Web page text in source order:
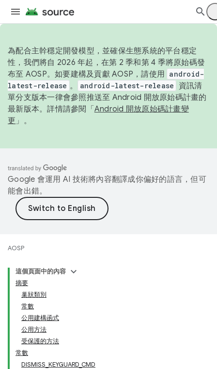
為配合主幹穩定開發模型，並確保生態系統的平台穩定
性，我們將自 2026 年起，在第 2 季和第 4 季將原始碼發
布至 AOSP。如要建構及貢獻 AOSP，請使用 android-
latest-release 。 android-latest-release
資訊清
單分支版本一律會參照推送至 Android 開放原始碼計畫的
最新版本。詳情請參閱「 Android 開放原始碼計畫變
更 」。
Google 會運用 AI 技術將內容翻譯成你偏好的語言，但可
能會出錯。
AOSP
這個頁面中的內容
摘要
巢狀類別
常數
公用建構函式
公用方法
受保護的方法
常數
DISMISS_KEYGUARD_CMD